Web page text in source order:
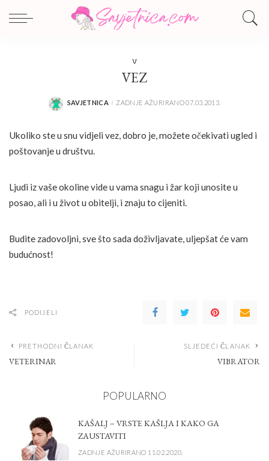
V
VEZ
POSTED
SAVJETNICA ZADNJE AŽURIRANO 07.03.2013.
Ukoliko ste u snu vidjeli vez, dobro je, možete očekivati ugled i
poštovanje u društvu.
Ljudi iz vaše okoline vide u vama snagu i žar koji unosite u
posao, ali i u život u obitelji, i znaju to cijeniti.
Budite zadovoljni, sve što sada doživljavate, uljepšat će vam
budućnost!
PODIJELI
PRETHODNI ČLANAK
VETERINAR
SLJEDEĆI ČLANAK
VIBRATOR
POPULARNO
KAŠALJ – VRSTE KAŠLJA I KAKO GA
ZAUSTAVITI
ZADNJE AŽURIRANO 11.02.2020.